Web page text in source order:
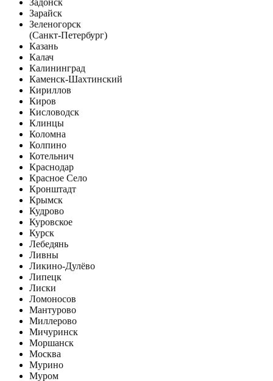
Задонск
Зарайск
Зеленогорск
(Санкт-Петербург)
Казань
Калач
Калининград
Каменск-Шахтинский
Кириллов
Киров
Кисловодск
Клинцы
Коломна
Колпино
Котельнич
Краснодар
Красное Село
Кронштадт
Крымск
Кудрово
Куровское
Курск
Лебедянь
Ливны
Ликино-Дулёво
Липецк
Лиски
Ломоносов
Мантурово
Миллерово
Мичуринск
Моршанск
Москва
Мурино
Муром